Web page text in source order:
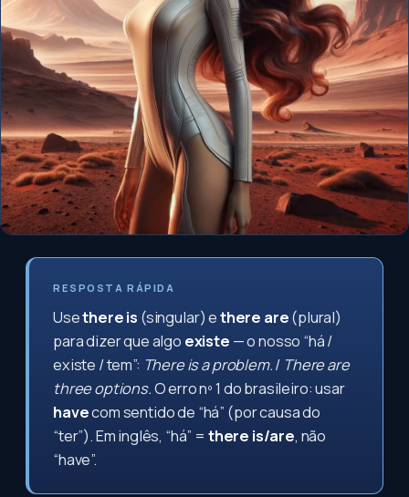
RESPOSTA RÁPIDA
Usethere is (singular) ethere are(plural)
para dizer que algo existe — o nosso “há /
existe / tem”: There is a problem./ There are
three options.O erro nº 1 do brasileiro: usar
havecom sentido de “há” (por causa do
“ter”). Em inglês, “há” = there is/are, não
“have”.